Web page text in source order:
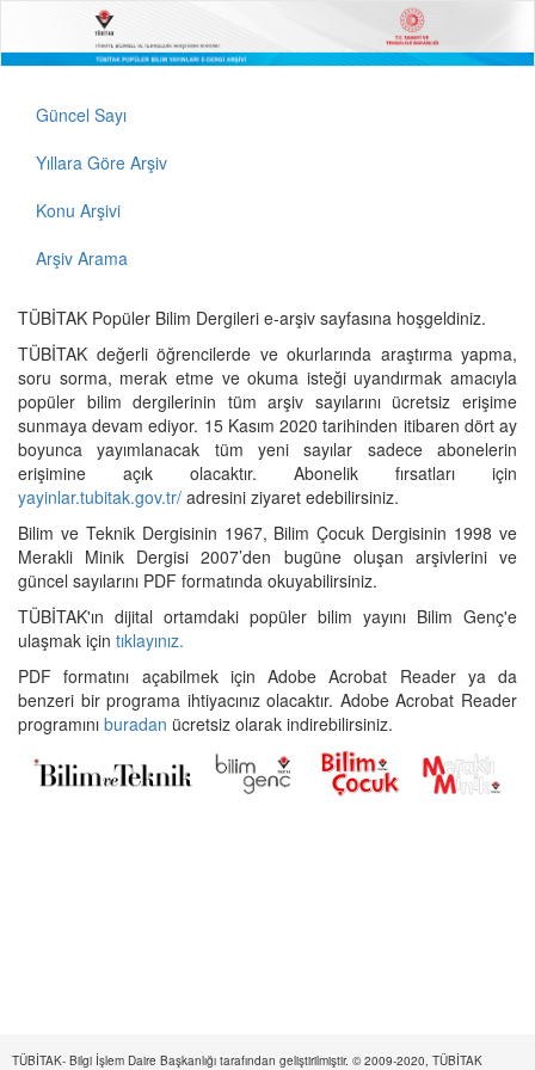
Güncel Sayı
Yıllara Göre Arşiv
Konu Arşivi
Arşiv Arama
TÜBİTAK Popüler Bilim Dergileri e-arşiv sayfasına hoşgeldiniz.
TÜBİTAK değerli öğrencilerde ve okurlarında araştırma yapma,
soru sorma, merak etme ve okuma isteği uyandırmak amacıyla
popüler bilim dergilerinin tüm arşiv sayılarını ücretsiz erişime
sunmaya devam ediyor. 15 Kasım 2020 tarihinden itibaren dört ay
boyunca yayımlanacak tüm yeni sayılar sadece abonelerin
erişimine açık olacaktır. Abonelik fırsatları için
yayinlar.tubitak.gov.tr/ adresini ziyaret edebilirsiniz.
Bilim ve Teknik Dergisinin 1967, Bilim Çocuk Dergisinin 1998 ve
Merakli Minik Dergisi 2007’den bugüne oluşan arşivlerini ve
güncel sayılarını PDF formatında okuyabilirsiniz.
TÜBİTAK'ın dijital ortamdaki popüler bilim yayını Bilim Genç'e
ulaşmak için tıklayınız.
PDF formatını açabilmek için Adobe Acrobat Reader ya da
benzeri bir programa ihtiyacınız olacaktır. Adobe Acrobat Reader
programını buradan ücretsiz olarak indirebilirsiniz.
TÜBİTAK- Bilgi İşlem Daire Başkanlığı tarafından geliştirilmiştir. © 2009-2020, TÜBİTAK